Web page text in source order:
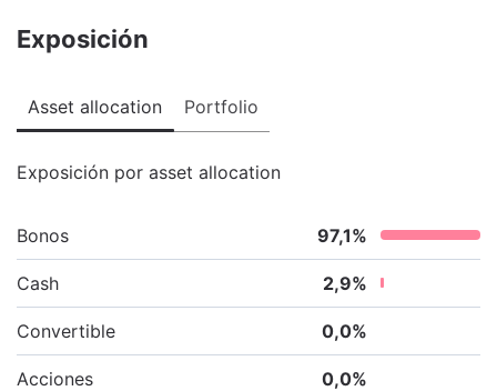
Exposición
Asset allocation Portfolio
Exposición por asset allocation
Bonos 97,1%
Cash 2,9%
Convertible 0,0%
Acciones 0,0%